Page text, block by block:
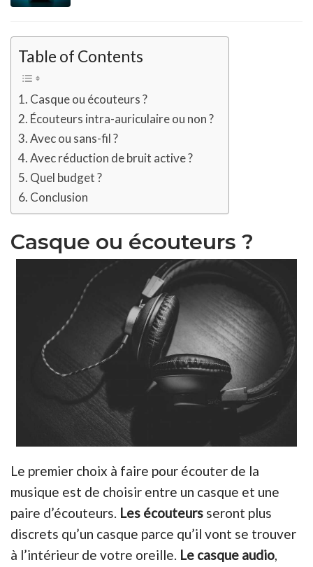
Table of Contents
Casque ou écouteurs ?
Écouteurs intra-auriculaire ou non ?
Avec ou sans-fil ?
Avec réduction de bruit active ?
Quel budget ?
Conclusion
Casque ou écouteurs ?
Le premier choix à faire pour écouter de la
musique est de choisir entre un casque et une
paire d’écouteurs. Les écouteurs seront plus
discrets qu’un casque parce qu’il vont se trouver
à l’intérieur de votre oreille. Le casque audio,